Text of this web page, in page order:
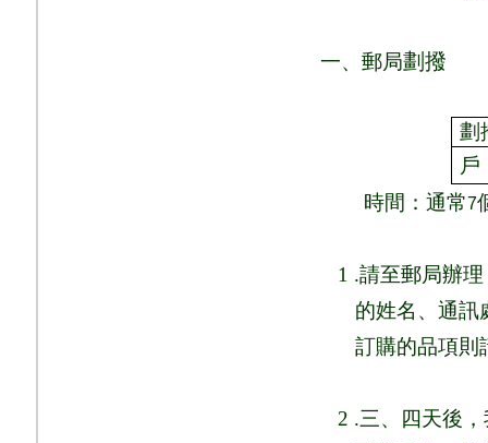
一、郵局劃撥
劃
戶
時間：通常7
1 .請至郵局辦
的姓名、通訊
訂購的品項則
2 .三、四天後